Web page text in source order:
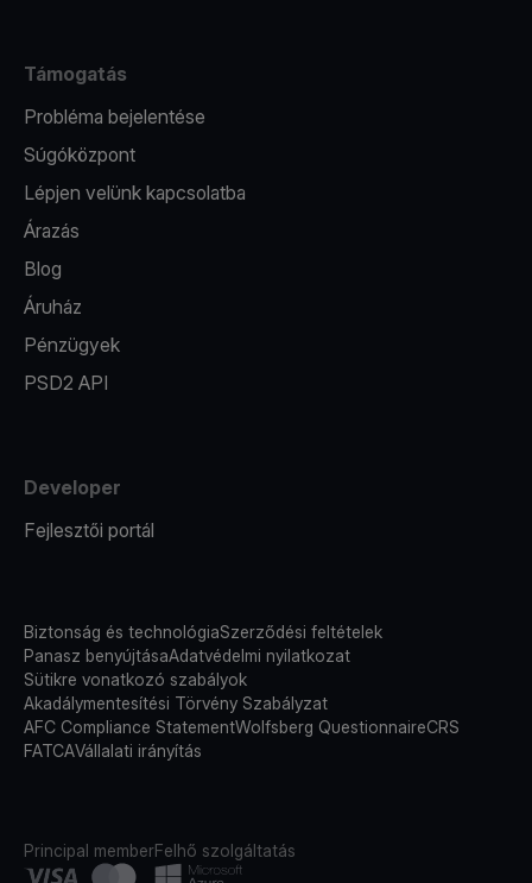
Támogatás
Probléma bejelentése
Súgóközpont
Lépjen velünk kapcsolatba
Árazás
Blog
Áruház
Pénzügyek
PSD2 API
Developer
Fejlesztői portál
Biztonság és technológiaSzerződési feltételek
Panasz benyújtásaAdatvédelmi nyilatkozat
Sütikre vonatkozó szabályok
Akadálymentesítési Törvény Szabályzat
AFC Compliance StatementWolfsberg QuestionnaireCRS
FATCAVállalati irányítás
Principal memberFelhő szolgáltatás